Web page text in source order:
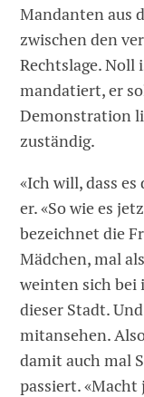
Mandanten aus
zwischen den
Rechtslage. Noll
mandatiert, er
Demonstration
zuständig.
«Ich will, dass es
er. «So wie es
bezeichnet die
Mädchen, mal
weinten sich bei
dieser Stadt.
mitansehen.
damit auch mal
passiert. «Macht